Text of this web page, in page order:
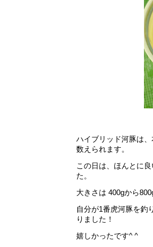
ハイブリッド河豚は
数えられます。
この日は、ほんとに
た。
大きさは 400gから
自分が1番虎河豚を釣
りました！
嬉しかったです^ ^